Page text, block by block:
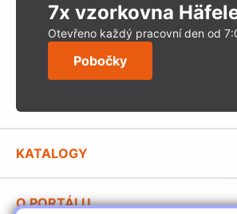
7x vzorkovna
Otevřeno každý pracovní den od
Pobočky
KATALOGY
O PORTÁLU